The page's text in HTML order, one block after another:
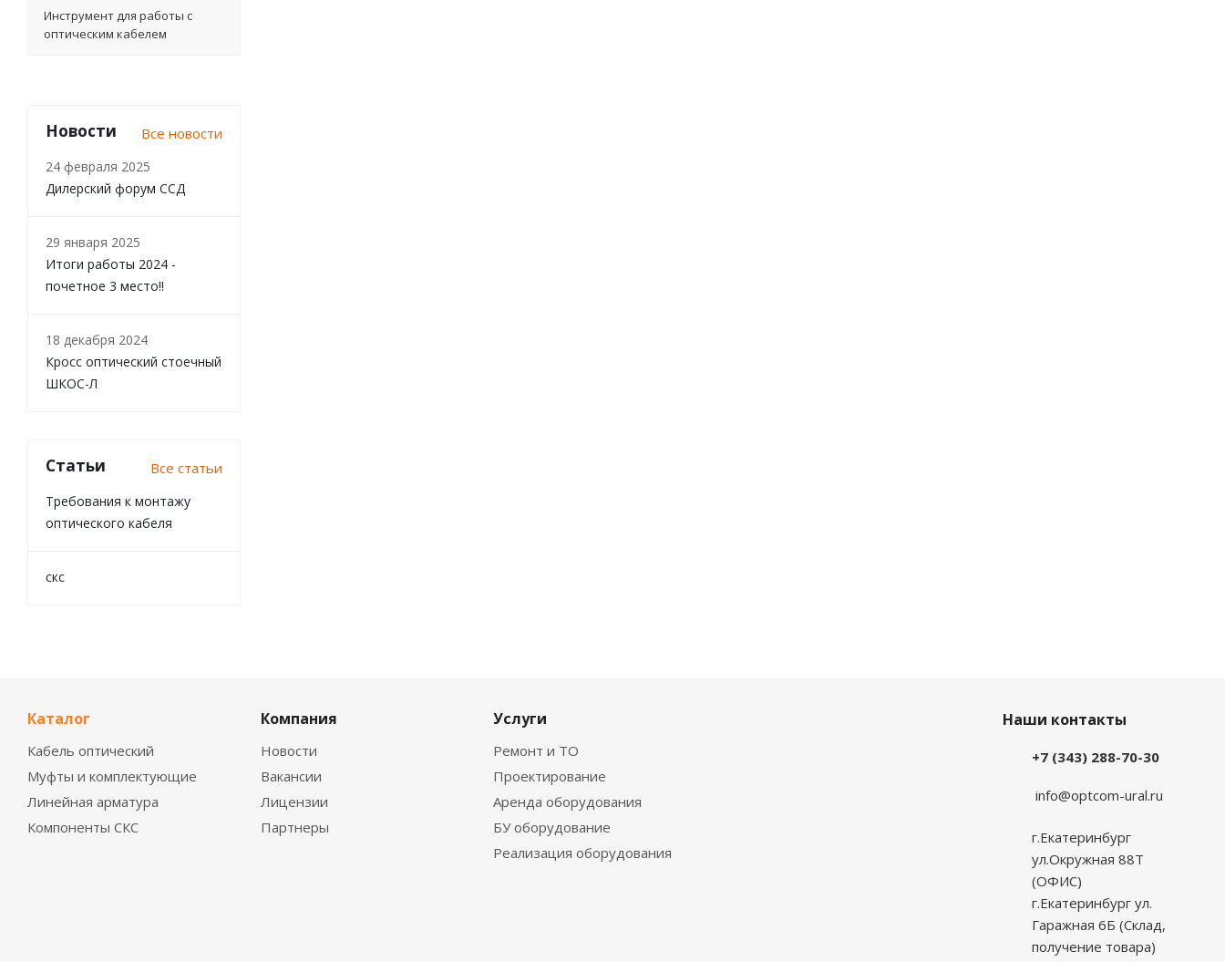
Инструмент для работы с
оптическим кабелем
Новости Все новости
24 февраля 2025
Дилерский форум ССД
29 января 2025
Итоги работы 2024 -
почетное 3 место!!
18 декабря 2024
Кросс оптический стоечный
ШКОС-Л
Статьи Все статьи
Требования к монтажу
оптического кабеля
скс
Каталог
Кабель оптический
Муфты и комплектующие
Линейная арматура
Компоненты СКС
Компания
Новости
Вакансии
Лицензии
Партнеры
Услуги
Ремонт и ТО
Проектирование
Аренда оборудования
БУ оборудование
Реализация оборудования
Наши контакты
+7 (343) 288-70-30
info@optcom-ural.ru
г.Екатеринбург
ул.Окружная 88Т
(ОФИС)
г.Екатеринбург ул.
Гаражная 6Б (Склад,
получение товара)